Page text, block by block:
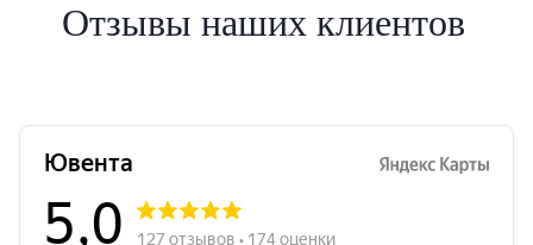
Отзывы наших клиентов